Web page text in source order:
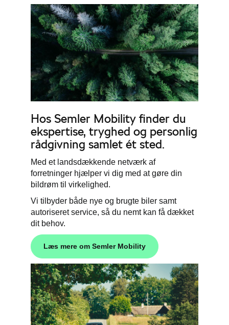
Hos Semler Mobility finder du
ekspertise, tryghed og personlig
rådgivning samlet ét sted.
Med et landsdækkende netværk af
forretninger hjælper vi dig med at gøre din
bildrøm til virkelighed.
Vi tilbyder både nye og brugte biler samt
autoriseret service, så du nemt kan få dækket
dit behov.
Læs mere om Semler Mobility